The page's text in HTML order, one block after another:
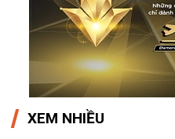
XEM NHIỀU